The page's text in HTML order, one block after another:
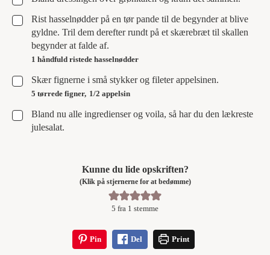
▢
Rist hasselnødder på en tør pande til de begynder at blive
gyldne. Tril dem derefter rundt på et skærebræt til skallen
begynder at falde af.
1 håndfuld ristede hasselnødder
▢
Skær fignerne i små stykker og fileter appelsinen.
5 tørrede figner, 1/2 appelsin
▢
Bland nu alle ingredienser og voila, så har du den lækreste
julesalat.
Kunne du lide opskriften?
(Klik på stjernerne for at bedømme)
5 fra 1 stemme
Pin Del Print